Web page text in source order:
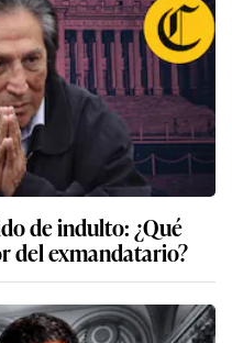
de indulto: ¿Qué
seguirán a favor del exmandatario?